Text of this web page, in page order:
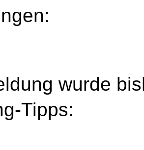
wurde
Tipps: